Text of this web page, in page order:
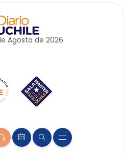
Agosto de 2026